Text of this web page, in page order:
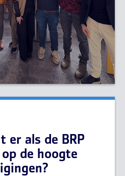
er als de BRP
de hoogte